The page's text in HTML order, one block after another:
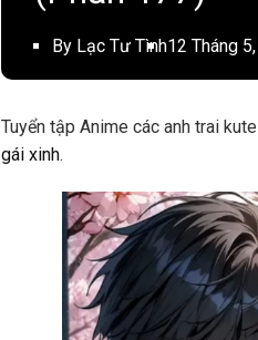
By Lạc Tư Tình12 Tháng
Tuyển tập Anime các anh trai
gái xinh.